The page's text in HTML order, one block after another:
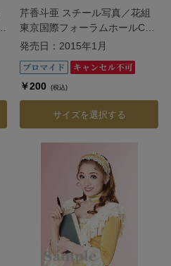
芹香斗亜 スチール写真／花組
東京国際フォーラムホールC公
演『Ernest in Love』
発売日：2015年1月
￥200 (税込)
サイズを選択する